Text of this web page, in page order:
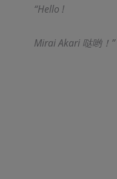
“Hello !
Mirai Akari 哒哟！”